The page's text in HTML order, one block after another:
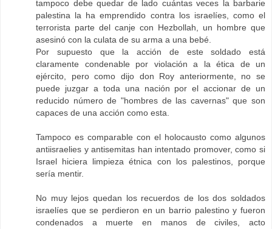
tampoco debe quedar de lado cuántas veces la barbarie
palestina la ha emprendido contra los israelíes, como el
terrorista parte del canje con Hezbollah, un hombre que
asesinó con la culata de su arma a una bebé.
Por supuesto que la acción de este soldado está
claramente condenable por violación a la ética de un
ejército, pero como dijo don Roy anteriormente, no se
puede juzgar a toda una nación por el accionar de un
reducido número de "hombres de las cavernas" que son
capaces de una acción como esta.
Tampoco es comparable con el holocausto como algunos
antiisraelies y antisemitas han intentado promover, como si
Israel hiciera limpieza étnica con los palestinos, porque
sería mentir.
No muy lejos quedan los recuerdos de los dos soldados
israelíes que se perdieron en un barrio palestino y fueron
condenados a muerte en manos de civiles, acto